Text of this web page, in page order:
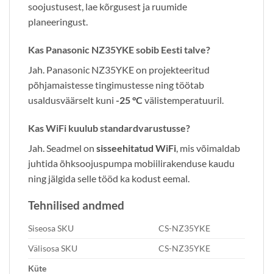
soojustusest, lae kõrgusest ja ruumide
planeeringust.
Kas Panasonic NZ35YKE sobib Eesti talve?
Jah. Panasonic NZ35YKE on projekteeritud
põhjamaistesse tingimustesse ning töötab
usaldusväärselt kuni -25 °C välistemperatuuril.
Kas WiFi kuulub standardvarustusse?
Jah. Seadmel on sisseehitatud WiFi , mis võimaldab
juhtida õhksoojuspumpa mobiilirakenduse kaudu
ning jälgida selle tööd ka kodust eemal.
Tehnilised andmed
Siseosa SKU
CS-NZ35YKE
Välisosa SKU
CS-NZ35YKE
Küte